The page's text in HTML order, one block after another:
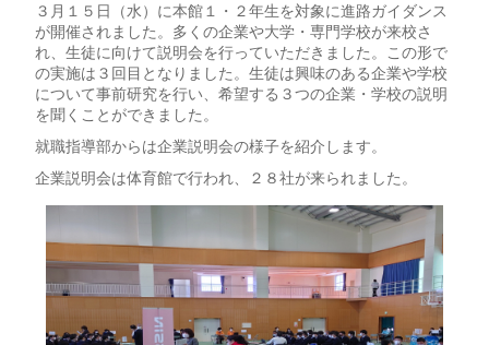
３月１５日（水）に本館１・２年生を対象に進路ガイダンス
が開催されました。多くの企業や大学・専門学校が来校さ
れ、生徒に向けて説明会を行っていただきました。この形で
の実施は３回目となりました。生徒は興味のある企業や学校
について事前研究を行い、希望する３つの企業・学校の説明
を聞くことができました。
就職指導部からは企業説明会の様子を紹介します。
企業説明会は体育館で行われ、２８社が来られました。